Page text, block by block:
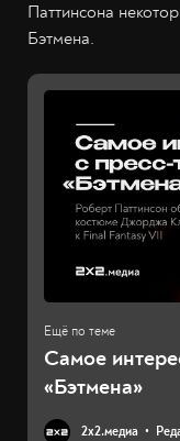
Паттинсона
Бэтмена.
Самое
«Бэтмена»
2х2.медиа